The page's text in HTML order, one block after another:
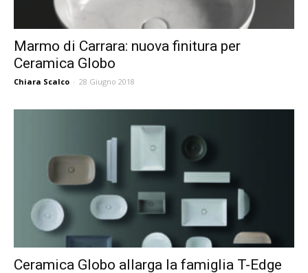
Marmo di Carrara: nuova finitura per
Ceramica Globo
Chiara Scalco - 28 Giugno 2018
Ceramica Globo allarga la famiglia T-Edge